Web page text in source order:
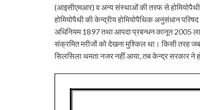
(आइसीएमआर) व अन्य संस्थाओं की तरफ से होमियोपैथी
होमियोपैथी की केन्द्रीय होमियोपैथिक अनुसंधान
अधिनियम 1897 तथा आपदा प्रबन्धन कानून 2005
संक्रमित मरीजों को देखना मुश्किल था। किसी तरह
सिलसिला थमता नजर नहीं आया, तब केन्द्र सरकार ने